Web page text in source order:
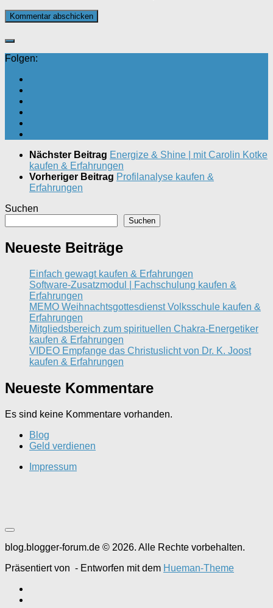
Folgen:
Nächster Beitrag Energize & Shine | mit Carolin Kotke
kaufen & Erfahrungen
Vorheriger Beitrag Profilanalyse kaufen &
Erfahrungen
Suchen
Suchen
Neueste Beiträge
Einfach gewagt kaufen & Erfahrungen
Software-Zusatzmodul | Fachschulung kaufen &
Erfahrungen
MEMO Weihnachtsgottesdienst Volksschule kaufen &
Erfahrungen
Mitgliedsbereich zum spirituellen Chakra-Energetiker
kaufen & Erfahrungen
VIDEO Empfange das Christuslicht von Dr. K. Joost
kaufen & Erfahrungen
Neueste Kommentare
Es sind keine Kommentare vorhanden.
Blog
Geld verdienen
Impressum
blog.blogger-forum.de © 2026. Alle Rechte vorbehalten.
Präsentiert von - Entworfen mit dem Hueman-Theme